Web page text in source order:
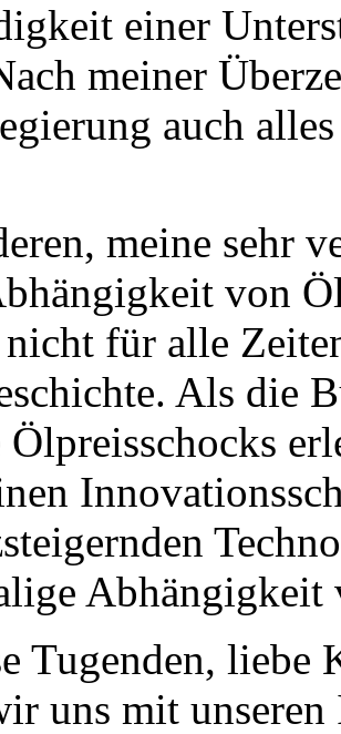
einer
meiner
auch
meine sehr
von
nicht für alle
Als die
Abhängigkeit
Tugenden, liebe
uns mit